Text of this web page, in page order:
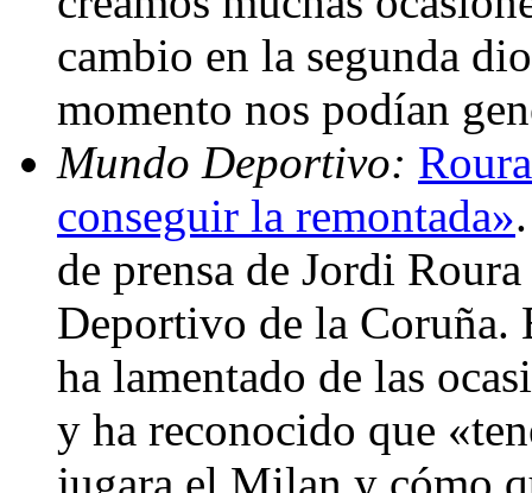
cambio en la segunda
momento nos podían
Mundo Deportivo:
conseguir la remontada»
de prensa de Jordi
Deportivo de la Coruña.
ha lamentado de las
y ha reconocido que
jugara el Milan y cómo